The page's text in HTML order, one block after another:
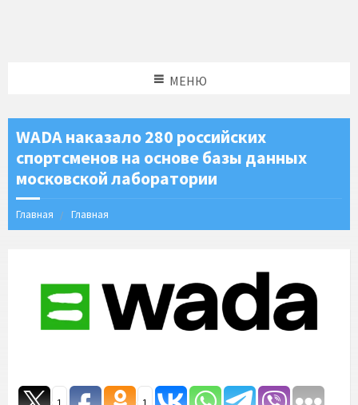
МЕНЮ
WADA наказало 280 российских
спортсменов на основе базы данных
московской лаборатории
Главная Главная
1 1